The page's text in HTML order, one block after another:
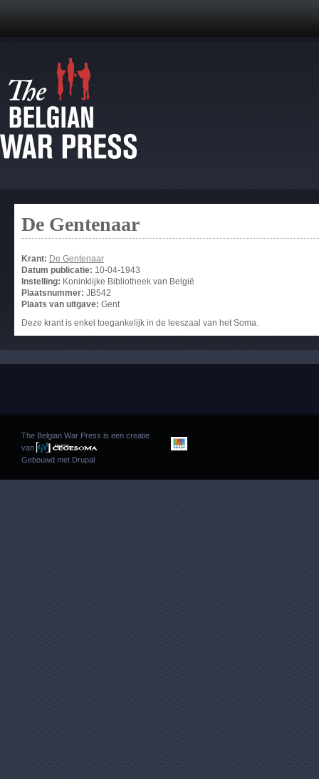
De Gentenaar
Krant: De Gentenaar
Datum publicatie: 10-04-1943
Instelling: Koninklijke Bibliotheek van België
Plaatsnummer: JB542
Plaats van uitgave: Gent
Deze krant is enkel toegankelijk in de leeszaal van het Soma.
The Belgian War Press is een creatie
van
Gebouwd met Drupal